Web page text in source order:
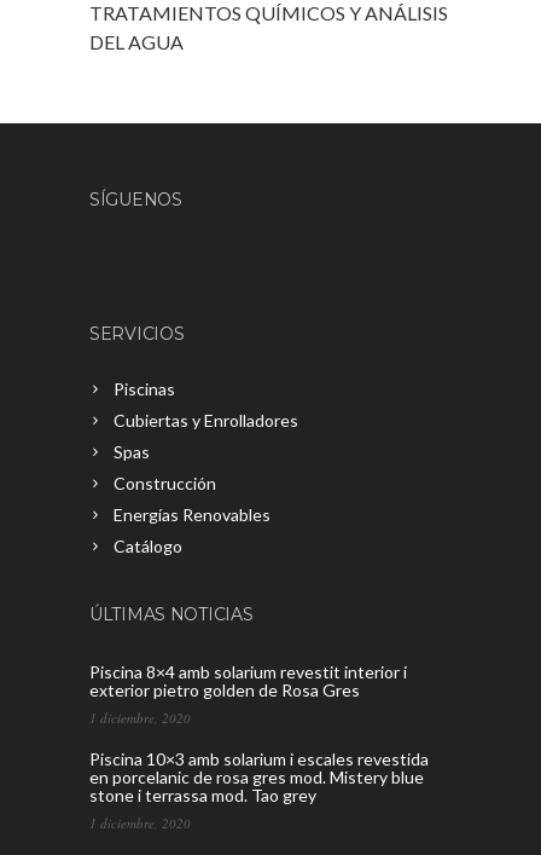
TRATAMIENTOS QUÍMICOS Y ANÁLISIS
DEL AGUA
SÍGUENOS
SERVICIOS
Piscinas
Cubiertas y Enrolladores
Spas
Construcción
Energías Renovables
Catálogo
ÚLTIMAS NOTICIAS
Piscina 8×4 amb solarium revestit interior i
exterior pietro golden de Rosa Gres
1 diciembre, 2020
Piscina 10×3 amb solarium i escales revestida
en porcelanic de rosa gres mod. Mistery blue
stone i terrassa mod. Tao grey
1 diciembre, 2020